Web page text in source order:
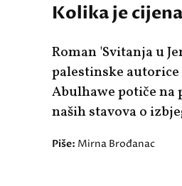
Kolika je
Roman 'Svitanja u
palestinske autorice
Abulhawe potiče
naših stavova o
Piše: Mirna Brođanac